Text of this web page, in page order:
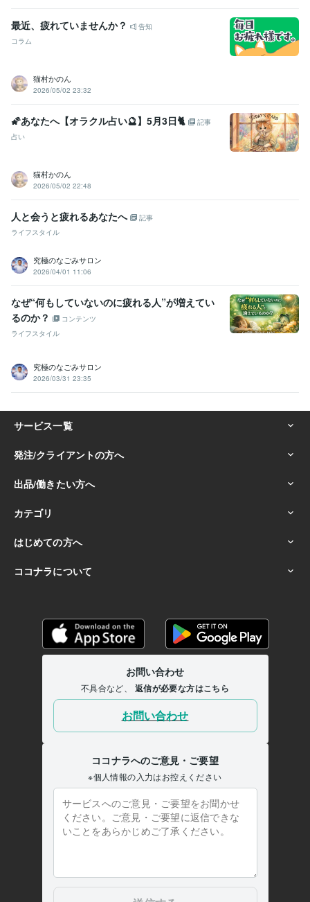
最近、疲れていませんか？
告知
コラム
猫村かのん
2026/05/02 23:32
🌠あなたへ【オラクル占い🔮】5月3日🐈
記事
占い
猫村かのん
2026/05/02 22:48
人と会うと疲れるあなたへ
記事
ライフスタイル
究極のなごみサロン
2026/04/01 11:06
なぜ“何もしていないのに疲れる人”が増えてい
るのか？
コンテンツ
ライフスタイル
究極のなごみサロン
2026/03/31 23:35